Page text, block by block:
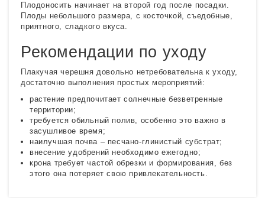
Плодоносить начинает на второй год после посадки.
Плоды небольшого размера, с косточкой, съедобные,
приятного, сладкого вкуса.
Рекомендации по уходу
Плакучая черешня довольно нетребовательна к уходу,
достаточно выполнения простых мероприятий:
растение предпочитает солнечные безветренные
территории;
требуется обильный полив, особенно это важно в
засушливое время;
наилучшая почва – песчано-глинистый субстрат;
внесение удобрений необходимо ежегодно;
крона требует частой обрезки и формирования, без
этого она потеряет свою привлекательность.